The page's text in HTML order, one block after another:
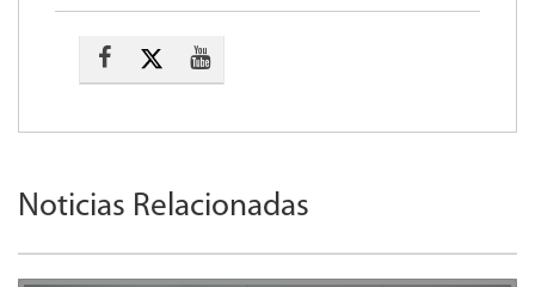
Noticias Relacionadas